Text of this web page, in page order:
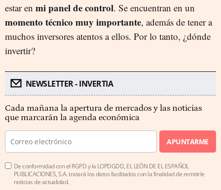
estar en mi panel de control. Se encuentran en un
momento técnico muy importante, además de tener a
muchos inversores atentos a ellos. Por lo tanto, ¿dónde
invertir?
NEWSLETTER - INVERTIA
Cada mañana la apertura de mercados y las noticias
que marcarán la agenda económica
APUNTARME
De conformidad con el RGPD y la LOPDGDD, EL LEÓN DE EL ESPAÑOL
PUBLICACIONES, S.A. tratará los datos facilitados con la finalidad de remitirle
noticias de actualidad.